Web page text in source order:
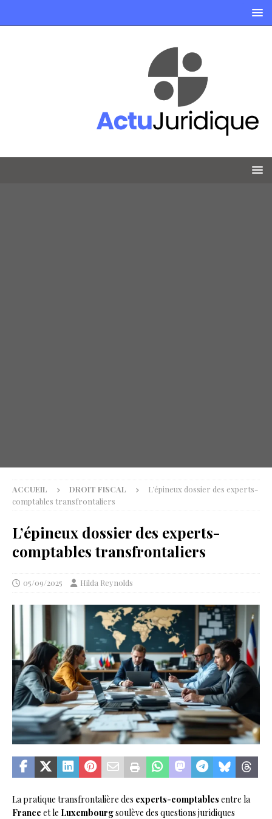
ACCUEIL DROIT FISCAL
L’épineux dossier des experts-
comptables transfrontaliers
L’épineux dossier des experts-
comptables transfrontaliers
05/09/2025 Hilda Reynolds
La pratique transfrontalière des experts-comptables entre la
France et le Luxembourgsoulève des questions juridiques